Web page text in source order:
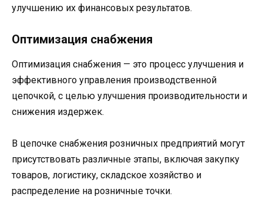
улучшению их финансовых результатов.
Оптимизация снабжения
Оптимизация снабжения — это процесс улучшения и
эффективного управления производственной
цепочкой, с целью улучшения производительности и
снижения издержек.
В цепочке снабжения розничных предприятий могут
присутствовать различные этапы, включая закупку
товаров, логистику, складское хозяйство и
распределение на розничные точки.